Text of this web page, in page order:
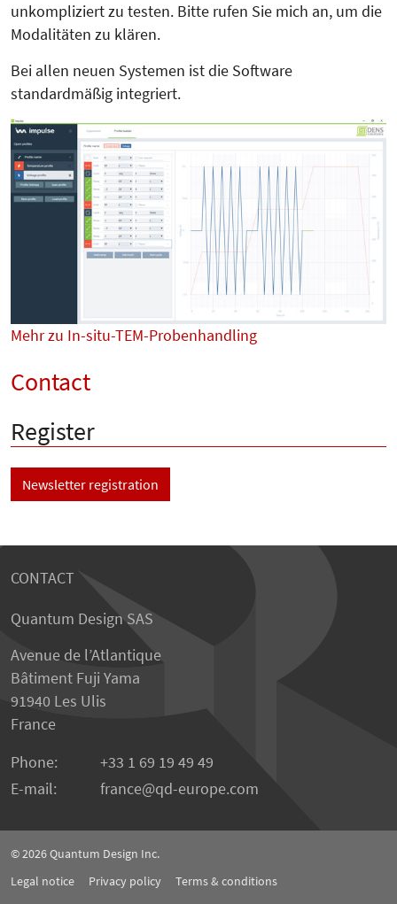
unkompliziert zu testen. Bitte rufen Sie mich an, um die
Modalitäten zu klären.
Bei allen neuen Systemen ist die Soft­ware
standardmäßig integriert.
Mehr zu In-situ-TEM-Probenhandling
Contact
Register
Newsletter registration
CONTACT
Quantum Design SAS
Avenue de l’Atlantique
Bâtiment Fuji Yama
91940 Les Ulis
France
Phone:
+33 1 69 19 49 49
E-mail:
france qd-europe.com
© 2026Quantum Design Inc.
Legal notice
Privacy policy
Terms & conditions